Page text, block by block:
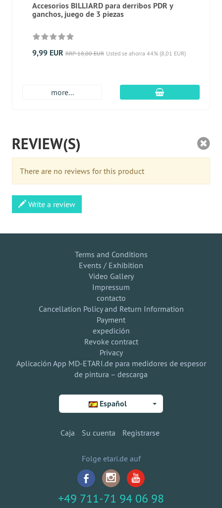
Accesorios BILLIARD para derribos PDR y
ganchos, juego de 3 piezas
9,99 EUR RRP 18,00 EUR Usted se ahorra 44% (8,01 EUR)
more... En el carro de
REVIEW(S)
There are no reviews for this product
Write a review
Terms and Conditions
Events / Exhibition
Video Gallery
Impressum
contacto
Cancellation Policy and Return Information
Payment
expedición
Revoke contract
Privacy
Aplicación App MD-ETARI.de para medidores de espesor
de pintura – descarga
Español
Caja Su cuenta Registrarse
Folge etari.de auf
+49 711-71 94 06 98